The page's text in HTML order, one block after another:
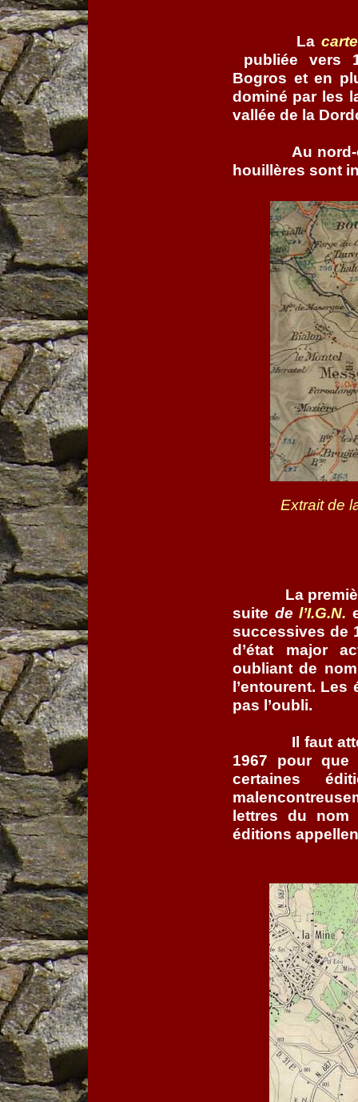
La
publiée vers
Bogros et en
dominé par les
vallée de la
Au
houillères sont
Extrait de
La
suite del’I.G.N.
successives de
d’état major
oubliant de
l’entourent.
pas l’oubli.
Il faut
1967 pour
certaines
lettres du
éditions